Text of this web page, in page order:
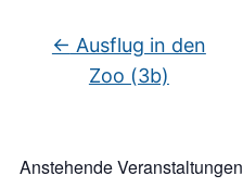
Anstehende Veranstaltungen
← Ausflug in den
Zoo (3b)